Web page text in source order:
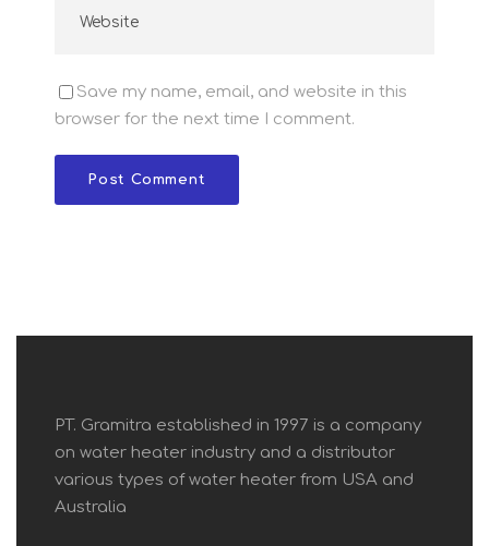
Save my name, email, and website in this
browser for the next time I comment.
PT. Gramitra established in 1997 is a company
on water heater industry and a distributor
various types of water heater from USA and
Australia